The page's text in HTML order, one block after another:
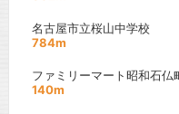
名古屋市立桜山中学校
784m
ファミリーマート昭和石仏
140m